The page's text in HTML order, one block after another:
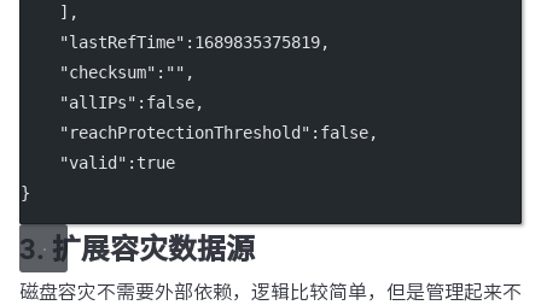
    ],
    "lastRefTime":1689835375819,
    "checksum":"",
    "allIPs":false,
    "reachProtectionThreshold":false,
    "valid":true
}
3. 扩展容灾数据源
磁盘容灾不需要外部依赖，逻辑比较简单，但是管理起来不